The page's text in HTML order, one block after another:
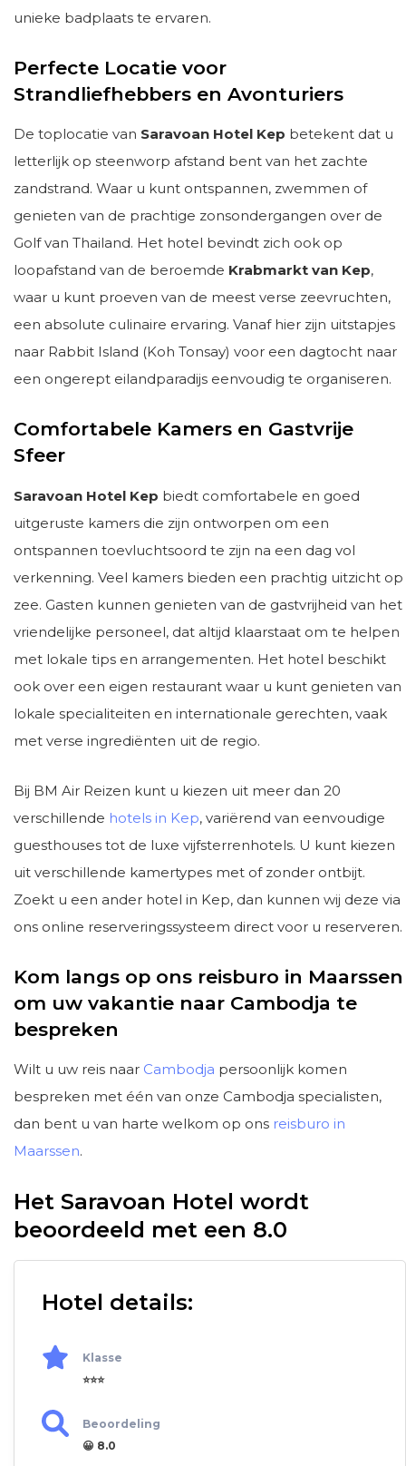
unieke badplaats te ervaren.
Perfecte Locatie voor
Strandliefhebbers en Avonturiers
De toplocatie van Saravoan Hotel Kep betekent dat u
letterlijk op steenworp afstand bent van het zachte
zandstrand. Waar u kunt ontspannen, zwemmen of
genieten van de prachtige zonsondergangen over de
Golf van Thailand. Het hotel bevindt zich ook op
loopafstand van de beroemde Krabmarkt van Kep,
waar u kunt proeven van de meest verse zeevruchten,
een absolute culinaire ervaring. Vanaf hier zijn uitstapjes
naar Rabbit Island (Koh Tonsay) voor een dagtocht naar
een ongerept eilandparadijs eenvoudig te organiseren.
Comfortabele Kamers en Gastvrije
Sfeer
Saravoan Hotel Kep biedt comfortabele en goed
uitgeruste kamers die zijn ontworpen om een
ontspannen toevluchtsoord te zijn na een dag vol
verkenning. Veel kamers bieden een prachtig uitzicht op
zee. Gasten kunnen genieten van de gastvrijheid van het
vriendelijke personeel, dat altijd klaarstaat om te helpen
met lokale tips en arrangementen. Het hotel beschikt
ook over een eigen restaurant waar u kunt genieten van
lokale specialiteiten en internationale gerechten, vaak
met verse ingrediënten uit de regio.
Bij BM Air Reizen kunt u kiezen uit meer dan 20
verschillende hotels in Kep, variërend van eenvoudige
guesthouses tot de luxe vijfsterrenhotels. U kunt kiezen
uit verschillende kamertypes met of zonder ontbijt.
Zoekt u een ander hotel in Kep, dan kunnen wij deze via
ons online reserveringssysteem direct voor u reserveren.
Kom langs op ons reisburo in Maarssen
om uw vakantie naar Cambodja te
bespreken
Wilt u uw reis naar Cambodja persoonlijk komen
bespreken met één van onze Cambodja specialisten,
dan bent u van harte welkom op ons reisburo in
Maarssen.
Het Saravoan Hotel wordt
beoordeeld met een 8.0
Hotel details:
Klasse
⭐⭐⭐
Beoordeling
😀 8.0